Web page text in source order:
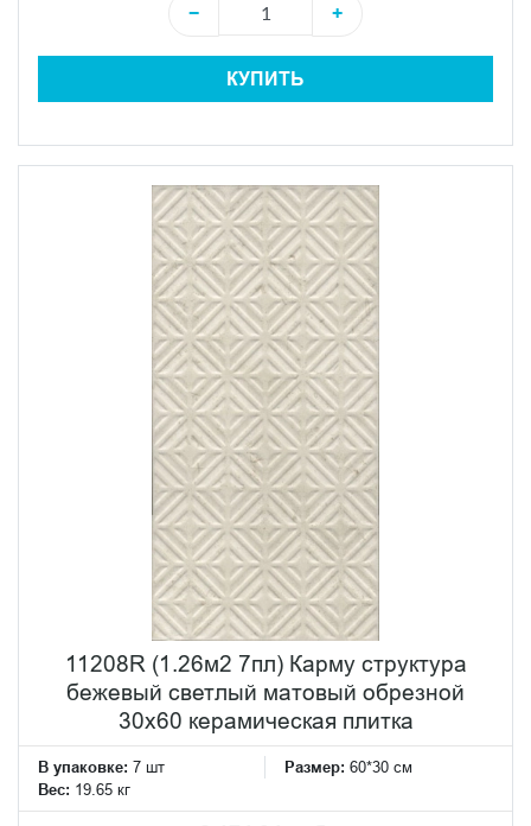
−
+
КУПИТЬ
11208R (1.26м2 7пл) Карму структура
бежевый светлый матовый обрезной
30х60 керамическая плитка
В упаковке: 7 шт Размер: 60*30 см
Вес: 19.65 кг